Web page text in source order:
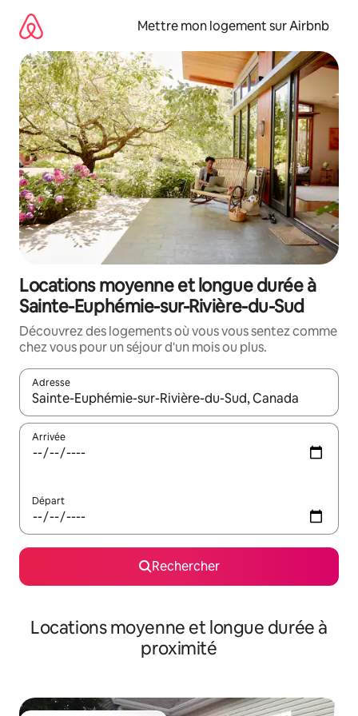
directement
contenu
Mettre mon logement sur Airbnb
Locations moyenne et longue durée à
Sainte-Euphémie-sur-Rivière-du-Sud
Découvrez des logements où vous vous sentez comme
chez vous pour un séjour d'un mois ou plus.
Adresse
Lorsque les résultats s'affichent, utilisez les flèches vers le
Arrivée
Départ
Rechercher
Locations moyenne et longue durée à
proximité